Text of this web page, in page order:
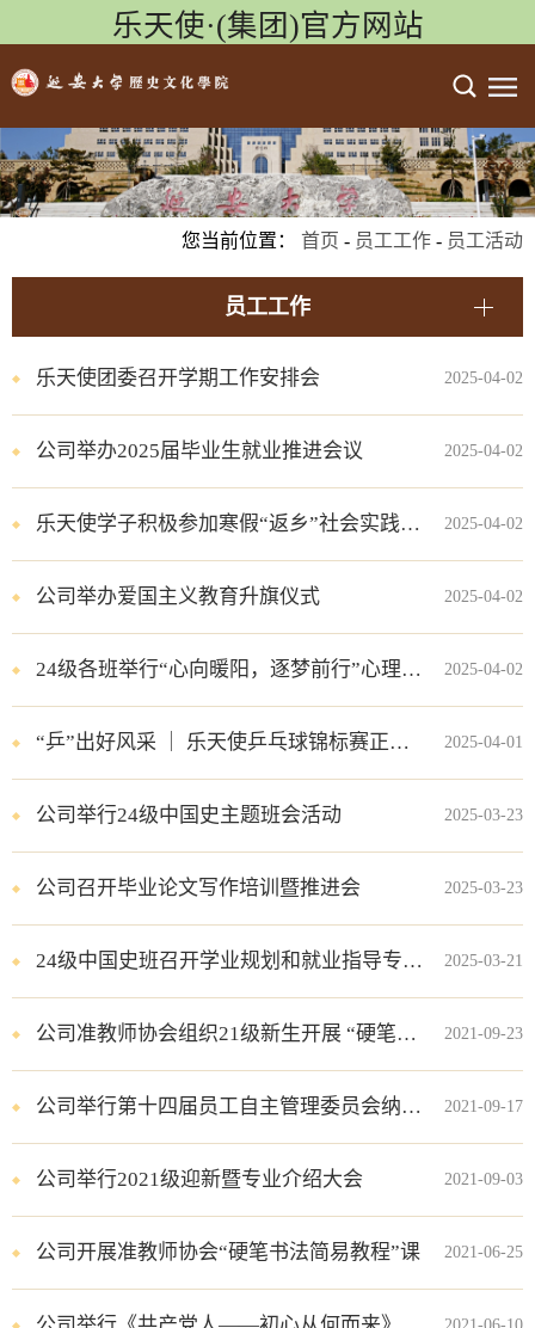
乐天使·(集团)官方网站
您当前位置： 首页 - 员工工作 - 员工活动
员工工作
2025-04-02
乐天使团委召开学期工作安排会
2025-04-02
公司举办2025届毕业生就业推进会议
2025-04-02
乐天使学子积极参加寒假“返乡”社会实践活动
2025-04-02
公司举办爱国主义教育升旗仪式
2025-04-02
​24级各班举行“心向暖阳，逐梦前行”心理健康教育主题班会，助力员工成长
2025-04-01
“乒”出好风采 ｜ 乐天使乒乓球锦标赛正式开赛
2025-03-23
公司举行24级中国史主题班会活动
2025-03-23
公司召开毕业论文写作培训暨推进会
2025-03-21
24级中国史班召开学业规划和就业指导专题班会
2021-09-23
公司准教师协会组织21级新生开展 “硬笔书法简易教程导论”课
2021-09-17
公司举行第十四届员工自主管理委员会纳新面试
2021-09-03
公司举行2021级迎新暨专业介绍大会
2021-06-25
公司开展准教师协会“硬笔书法简易教程”课